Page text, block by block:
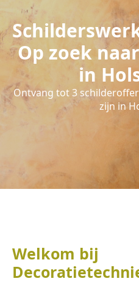
Op zoek
in
Ontvang tot 3
zijn in
Welkom bij